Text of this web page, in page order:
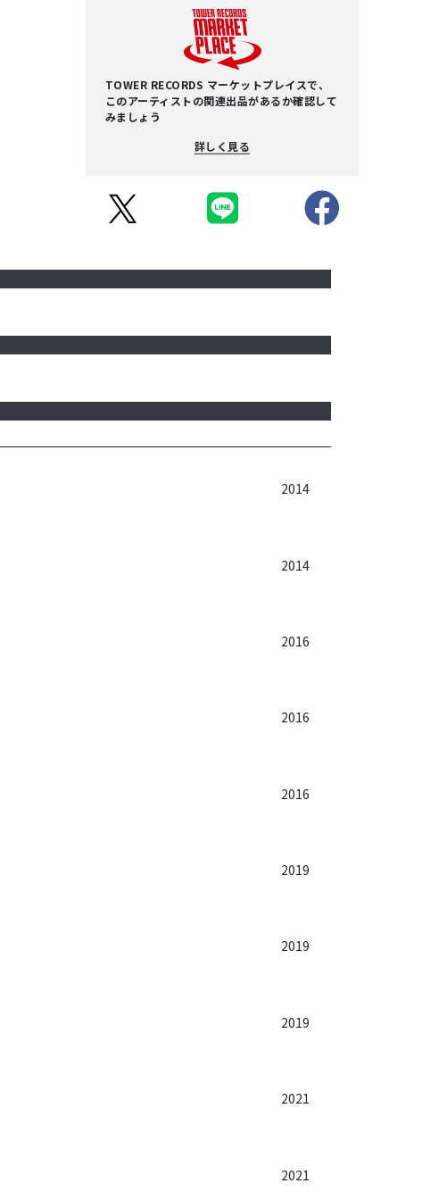
TOWER RECORDS マーケットプレイスで、
このアーティストの関連出品があるか確認して
みましょう
詳しく見る
2014
2014
2016
2016
2016
2019
2019
2019
2021
2021